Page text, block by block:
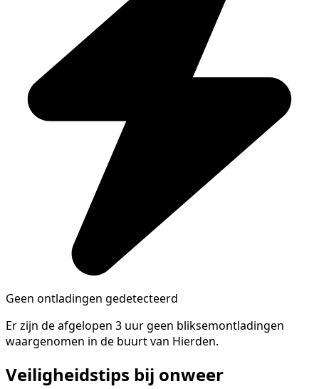
Geen ontladingen gedetecteerd
Er zijn de afgelopen 3 uur geen bliksemontladingen
waargenomen in de buurt van Hierden.
Veiligheidstips bij onweer